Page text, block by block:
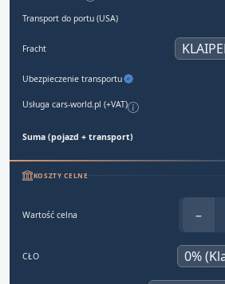
Transport do portu (USA)
Fracht
Ubezpieczenie transportu
Usługa cars-world.pl (+VAT)
Suma (pojazd + transport)
KOSZTY CELNE
Wartość celna −
CŁO